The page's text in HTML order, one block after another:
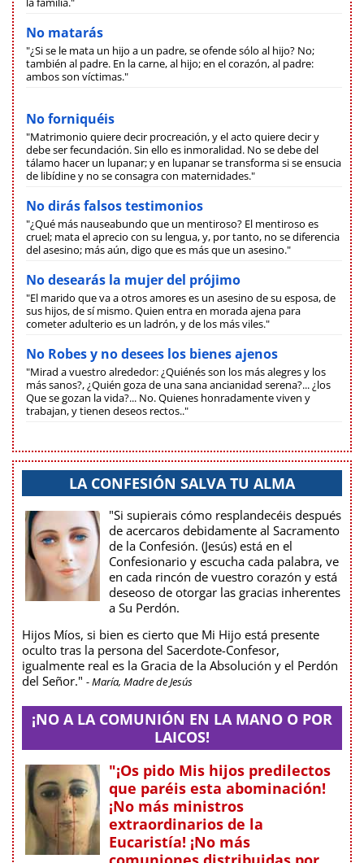
No matarás
"¿Si se le mata un hijo a un padre, se ofende sólo al hijo? No;
también al padre. En la carne, al hijo; en el corazón, al padre:
ambos son víctimas."
No forniquéis
"Matrimonio quiere decir procreación, y el acto quiere decir y
debe ser fecundación. Sin ello es inmoralidad. No se debe del
tálamo hacer un lupanar; y en lupanar se transforma si se ensucia
de libídine y no se consagra con maternidades."
No dirás falsos testimonios
"¿Qué más nauseabundo que un mentiroso? El mentiroso es
cruel; mata el aprecio con su lengua, y, por tanto, no se diferencia
del asesino; más aún, digo que es más que un asesino."
No desearás la mujer del prójimo
"El marido que va a otros amores es un asesino de su esposa, de
sus hijos, de sí mismo. Quien entra en morada ajena para
cometer adulterio es un ladrón, y de los más viles."
No Robes y no desees los bienes ajenos
"Mirad a vuestro alrededor: ¿Quiénés son los más alegres y los
más sanos?, ¿Quién goza de una sana ancianidad serena?... ¿los
Que se gozan la vida?... No. Quienes honradamente viven y
trabajan, y tienen deseos rectos.."
LA CONFESIÓN SALVA TU ALMA
"Si supierais cómo resplandecéis después
de acercaros debidamente al Sacramento
de la Confesión. (Jesús) está en el
Confesionario y escucha cada palabra, ve
en cada rincón de vuestro corazón y está
deseoso de otorgar las gracias inherentes
a Su Perdón.
Hijos Míos, si bien es cierto que Mi Hijo está presente
oculto tras la persona del Sacerdote-Confesor,
igualmente real es la Gracia de la Absolución y el Perdón
del Señor." - María, Madre de Jesús
¡NO A LA COMUNIÓN EN LA MANO O POR
LAICOS!
"¡Os pido Mis hijos predilectos
que paréis esta abominación!
¡No más ministros
extraordinarios de la
Eucaristía! ¡No más